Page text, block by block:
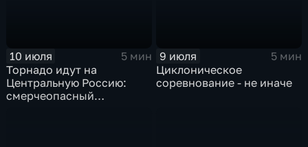
10 июля
5 мин
Торнадо идут на
Центральную Россию:
смерчеопасный
9 июля
5 мин
Циклоническое
соревнование - не иначе